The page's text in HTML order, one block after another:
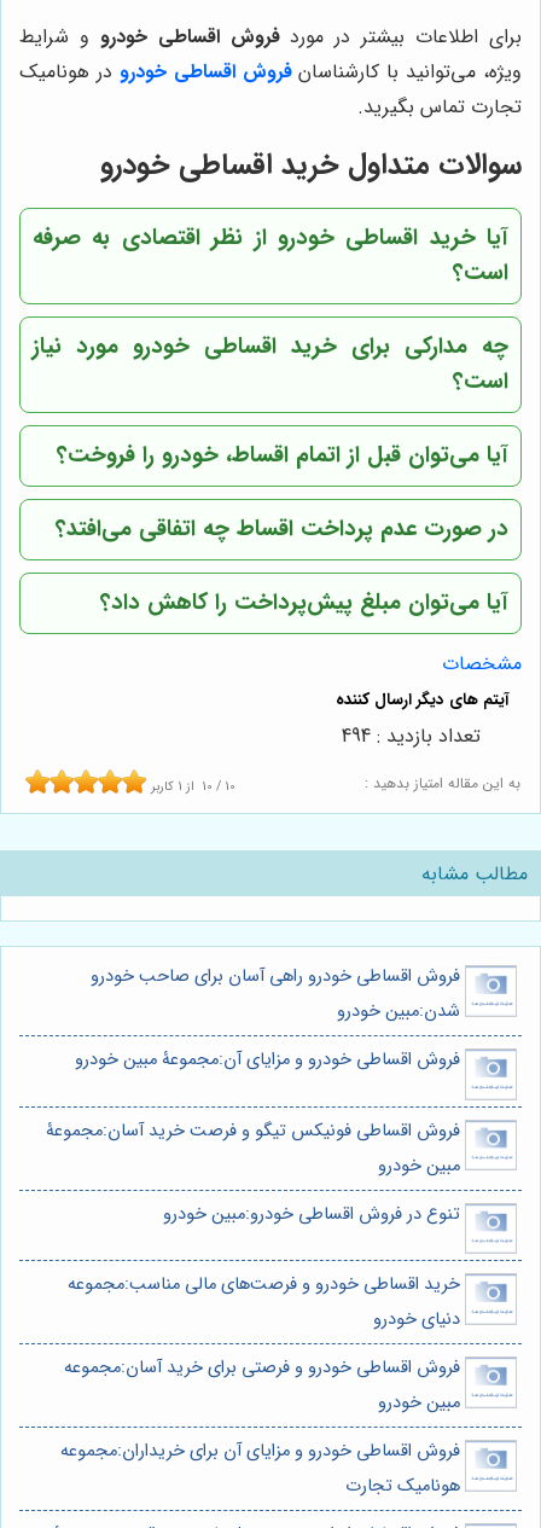
برای اطلاعات بیشتر در موردفروش اقساطی خودرو و شرایط
ویژه، می‌توانید با کارشناسانفروش اقساطی خودرو در هونامیک
تجارت تماس بگیرید.
سوالات متداول خرید اقساطی خودرو
آیا خرید اقساطی خودرو از نظر اقتصادی به صرفه
است؟
چه مدارکی برای خرید اقساطی خودرو مورد نیاز
است؟
آیا می‌توان قبل از اتمام اقساط، خودرو را فروخت؟
در صورت عدم پرداخت اقساط چه اتفاقی می‌افتد؟
آیا می‌توان مبلغ پیش‌پرداخت را کاهش داد؟
مشخصات
به این مقاله امتیاز بدهید : 10 / 10 از 1 کاربر
تعداد بازدید : 494
مطالب مشابه
فروش اقساطی خودرو راهی آسان برای صاحب خودرو
شدن:مبین خودرو
فروش اقساطی خودرو و مزایای آن:مجموعۀ مبین خودرو
فروش اقساطی فونیکس تیگو و فرصت خرید آسان:مجموعۀ
مبین خودرو
تنوع در فروش اقساطی خودرو:مبین خودرو
خرید اقساطی خودرو و فرصت‌های مالی مناسب:مجموعه
دنیای خودرو
فروش اقساطی خودرو و فرصتی برای خرید آسان:مجموعه
مبین خودرو
فروش اقساطی خودرو و مزایای آن برای خریداران:مجموعه
هونامیک تجارت